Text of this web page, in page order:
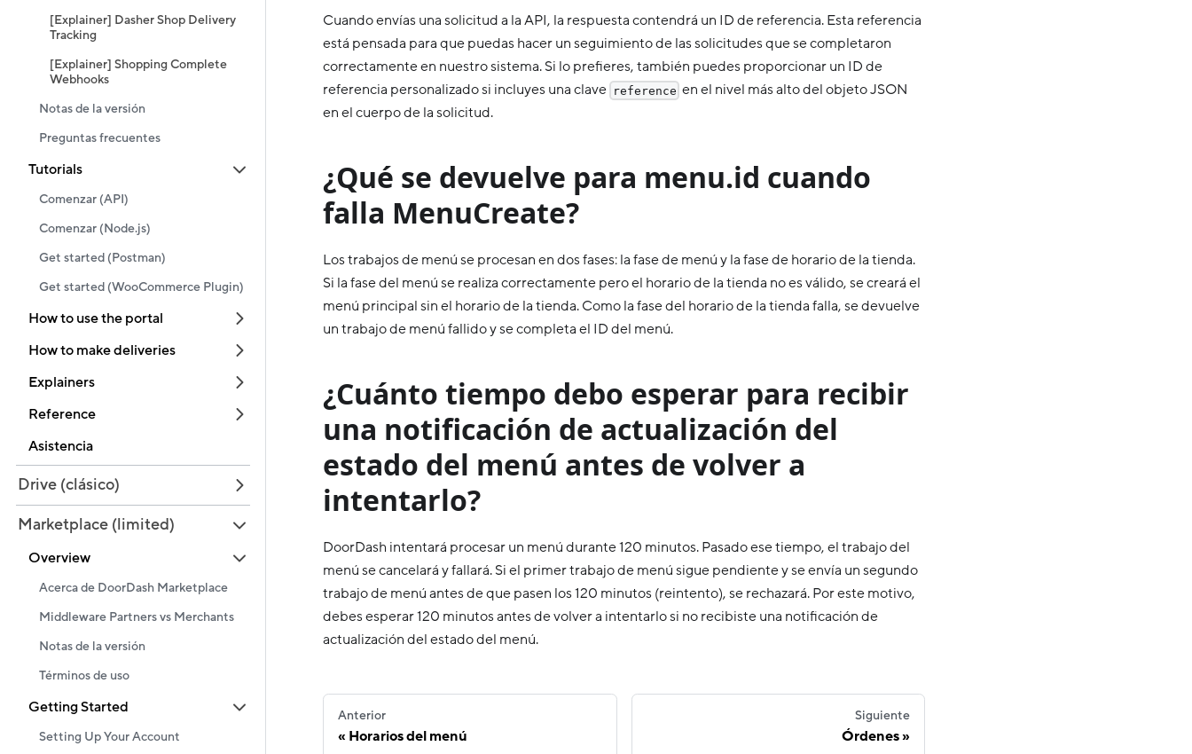
[Explainer] Dasher Shop Delivery
Tracking
[Explainer] Shopping Complete
Webhooks
Notas de la versión
Preguntas frecuentes
Tutorials
Comenzar (API)
Comenzar (Node.js)
Get started (Postman)
Get started (WooCommerce Plugin)
How to use the portal
How to make deliveries
Explainers
Reference
Asistencia
Drive (clásico)
Marketplace (limited)
Overview
Acerca de DoorDash Marketplace
Middleware Partners vs Merchants
Notas de la versión
Términos de uso
Getting Started
Setting Up Your Account
Cuando envías una solicitud a la API, la respuesta contendrá un ID de referencia. Esta referencia
está pensada para que puedas hacer un seguimiento de las solicitudes que se completaron
correctamente en nuestro sistema. Si lo prefieres, también puedes proporcionar un ID de
referencia personalizado si incluyes una clave reference en el nivel más alto del objeto JSON
en el cuerpo de la solicitud.
¿Qué se devuelve para menu.id cuando
falla MenuCreate?
Los trabajos de menú se procesan en dos fases: la fase de menú y la fase de horario de la tienda.
Si la fase del menú se realiza correctamente pero el horario de la tienda no es válido, se creará el
menú principal sin el horario de la tienda. Como la fase del horario de la tienda falla, se devuelve
un trabajo de menú fallido y se completa el ID del menú.
¿Cuánto tiempo debo esperar para recibir
una notificación de actualización del
estado del menú antes de volver a
intentarlo?
DoorDash intentará procesar un menú durante 120 minutos. Pasado ese tiempo, el trabajo del
menú se cancelará y fallará. Si el primer trabajo de menú sigue pendiente y se envía un segundo
trabajo de menú antes de que pasen los 120 minutos (reintento), se rechazará. Por este motivo,
debes esperar 120 minutos antes de volver a intentarlo si no recibiste una notificación de
actualización del estado del menú.
Anterior
Horarios del menú
Siguiente
Órdenes